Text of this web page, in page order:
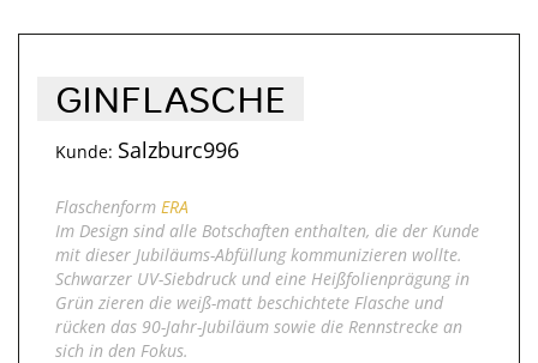
GINFLASCHE
Kunde: Salzburc996
Flaschenform ERA
Im Design sind alle Botschaften enthalten, die der Kunde
mit dieser Jubiläums-Abfüllung kommunizieren wollte.
Schwarzer UV-Siebdruck und eine Heißfolienprägung in
Grün zieren die weiß-matt beschichtete Flasche und
rücken das 90-Jahr-Jubiläum sowie die Rennstrecke an
sich in den Fokus.